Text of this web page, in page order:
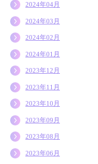
2024年04月
2024年03月
2024年02月
2024年01月
2023年12月
2023年11月
2023年10月
2023年09月
2023年08月
2023年06月